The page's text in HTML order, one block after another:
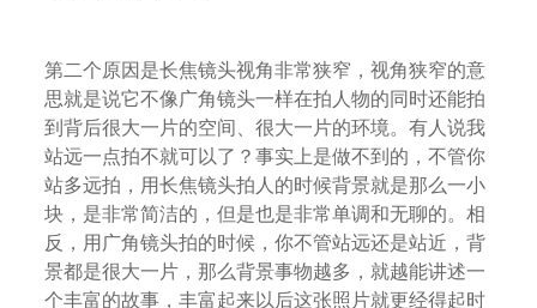
第二个原因是长焦镜头视角非常狭窄，视角狭窄的意
思就是说它不像广角镜头一样在拍人物的同时还能拍
到背后很大一片的空间、很大一片的环境。有人说我
站远一点拍不就可以了？事实上是做不到的，不管你
站多远拍，用长焦镜头拍人的时候背景就是那么一小
块，是非常简洁的，但是也是非常单调和无聊的。相
反，用广角镜头拍的时候，你不管站远还是站近，背
景都是很大一片，那么背景事物越多，就越能讲述一
个丰富的故事，丰富起来以后这张照片就更经得起时